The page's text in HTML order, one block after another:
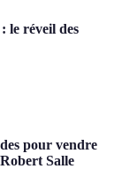
le réveil des
pour vendre
Salle